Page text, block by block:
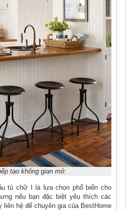
tạo không gian mở.
tủ chữ I là lựa chọn phổ biến cho
nếu bạn đặc biệt yêu thích các
hệ để chuyên gia của BestHome